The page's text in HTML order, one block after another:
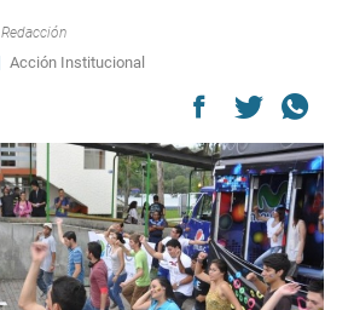
Redacción
Acción Institucional